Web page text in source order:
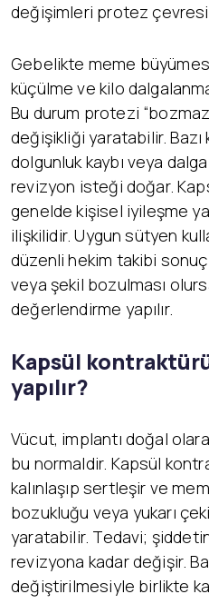
değişimleri protez
Gebelikte meme
küçülme ve kilo
Bu durum protezi
değişikliği yaratabilir.
dolgunluk kaybı veya
revizyon isteği doğar.
genelde kişisel iyileşme
ilişkilidir. Uygun sütyen
düzenli hekim takibi
veya şekil bozulması
değerlendirme yapılır.
Kapsül
yapılır?
Vücut, implantı doğal
bu normaldir. Kapsül
kalınlaşıp sertleşir ve
bozukluğu veya yukarı
yaratabilir. Tedavi;
revizyona kadar değişir.
değiştirilmesiyle birlikte